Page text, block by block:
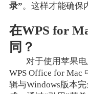
录”。这样才能确保
在WPS for
同？
对于使用苹果
WPS Office for Mac
辑与Windows版本